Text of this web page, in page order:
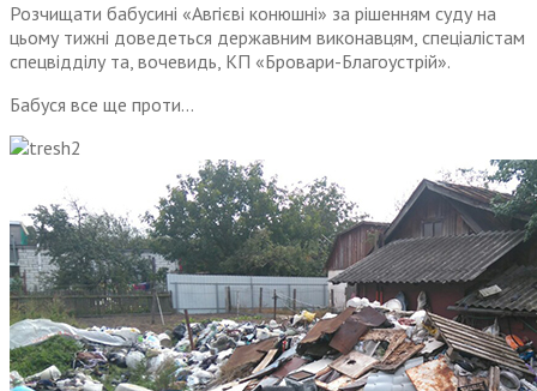
Розчищати бабусині «Авгієві конюшні» за рішенням суду на
цьому тижні доведеться державним виконавцям, спеціалістам
спецвідділу та, вочевидь, КП «Бровари-Благоустрій».
Бабуся все ще проти…